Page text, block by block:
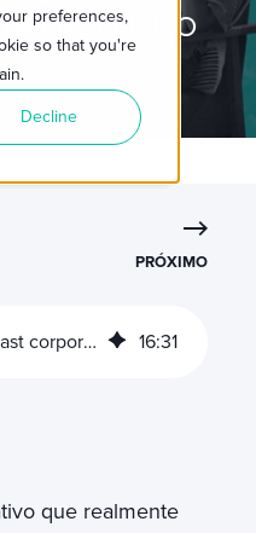
preferences,
so that you're
Decline
PROPÓSITO
PRÓXIMO
Como criar um Podcast corporativo com propósito 16:31
que realmente